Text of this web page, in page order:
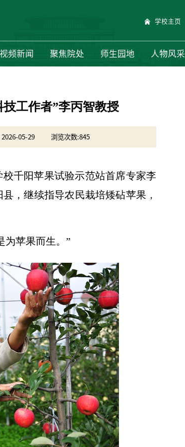
学校主页
视频新闻 聚焦院处 师生园地 人物风采
工作者”李丙智教授
2026-05-29 浏览次数:845
千阳苹果试验示范站首席专家李
，继续指导农民栽培矮砧苹果，
为苹果而生。”